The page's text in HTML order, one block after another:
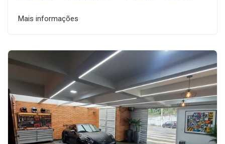
Mais informações